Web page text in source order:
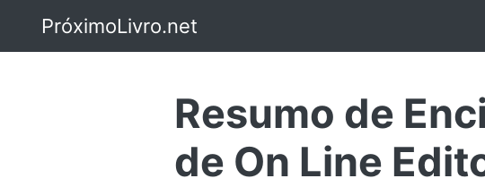
PróximoLivro.net
Resumo de
de On Line